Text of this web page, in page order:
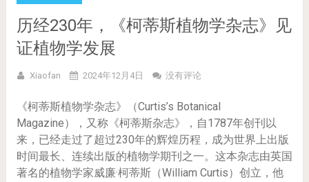
历经230年，《柯蒂斯植物学杂志》见
证植物学发展
Xiaofan 2024年12月4日 没有评论
《柯蒂斯植物学杂志》（Curtis’s Botanical
Magazine），又称《柯蒂斯杂志》，自1787年创刊以
来，已经走过了超过230年的辉煌历程，成为世界上出版
时间最长、连续出版的植物学期刊之一。这本杂志由英国
著名的植物学家威廉·柯蒂斯（William Curtis）创立，他